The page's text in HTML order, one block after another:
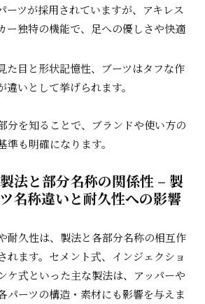
ーツが採用されていますが、アキレス
ー独特の機能で、足への優しさや快適
た目と形状記憶性、ブーツはタフな作
違いとして挙げられます。
分を知ることで、ブランドや使い方の
も明確になります。
法と部分名称の関係性 – 製
名称違いと耐久性への影響
耐久性は、製法と各部分名称の相互作
れます。セメント式、インジェクショ
ケ式といった主な製法は、アッパーや
パーツの構造・素材にも影響を与えま